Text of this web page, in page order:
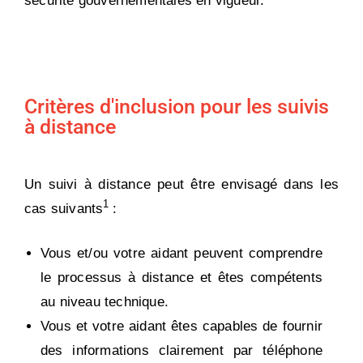
Critères d'inclusion pour les suivis
à distance
Un suivi à distance peut être envisagé dans les
cas suivants1 :
Vous et/ou votre aidant peuvent comprendre
le processus à distance et êtes compétents
au niveau technique.
Vous et votre aidant êtes capables de fournir
des informations clairement par téléphone